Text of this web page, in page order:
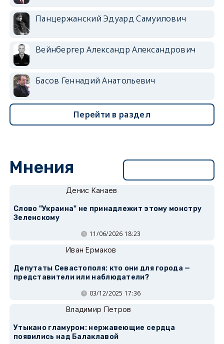
Панцержанский Эдуард Самуилович
Вейнбергер Александр Александрович
Басов Геннадий Анатольевич
Перейти в раздел
Мнения
Денис Канаев
Слово "Украина" не принадлежит этому монстру
Зеленскому
11/06/2026 18:23
Иван Ермаков
Депутаты Севастополя: кто они для города —
представители или наблюдатели?
03/12/2025 17:36
Владимир Петров
Утыкано гламуром: нержавеющие сердца
появились над Балаклавой